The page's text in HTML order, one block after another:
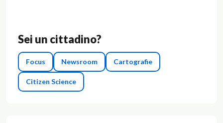
Sei un cittadino?
Focus Newsroom Cartografie
Citizen Science